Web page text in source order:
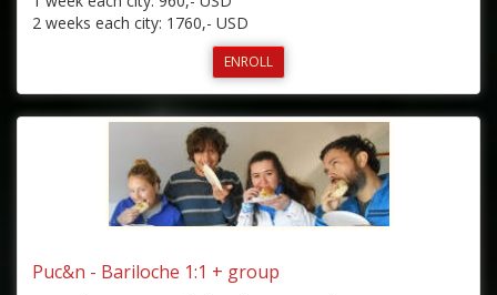
2 weeks each city: 1760,- USD
ENROLL
Puc&n - Bariloche 1:1 + group